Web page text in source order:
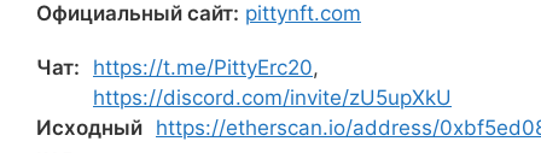
Официальный сайт: pittynft.com
Чат: https://t.me/PittyErc20,
https://discord.com/invite/zU5upXkU
Исходный https://etherscan.io/address/